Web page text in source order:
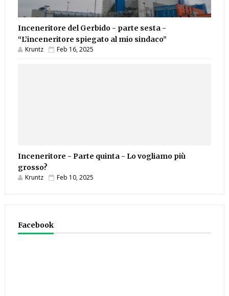
Inceneritore del Gerbido - parte sesta -
“L’inceneritore spiegato al mio sindaco”
Kruntz Feb 16, 2025
Inceneritore - Parte quinta - Lo vogliamo più
grosso?
Kruntz Feb 10, 2025
Facebook